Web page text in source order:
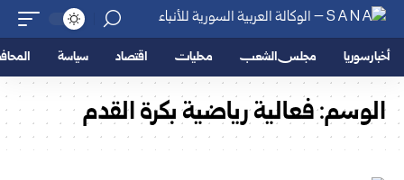
أخبار سوريا مجلس الشعب محليات اقتصاد سياسة
الوسم:فعالية رياضية بكرة القدم